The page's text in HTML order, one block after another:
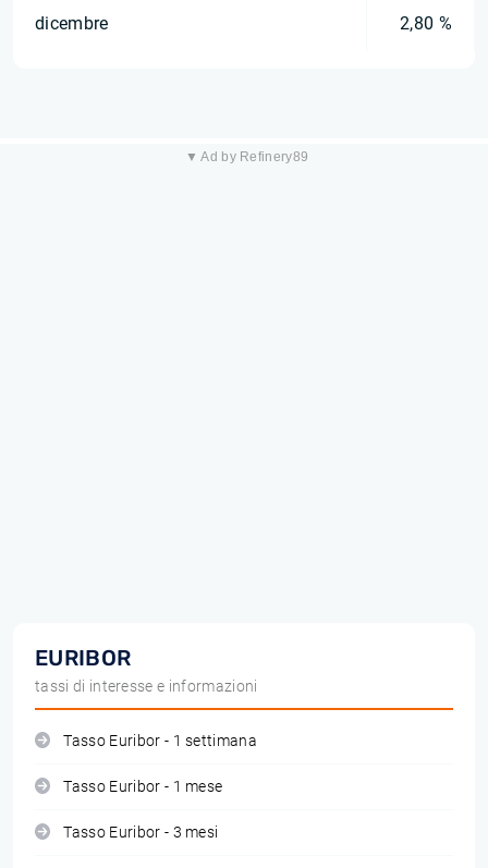
dicembre 2,80 %
▼ Ad by Refinery89
EURIBOR
tassi di interesse e informazioni
Tasso Euribor - 1 settimana
Tasso Euribor - 1 mese
Tasso Euribor - 3 mesi